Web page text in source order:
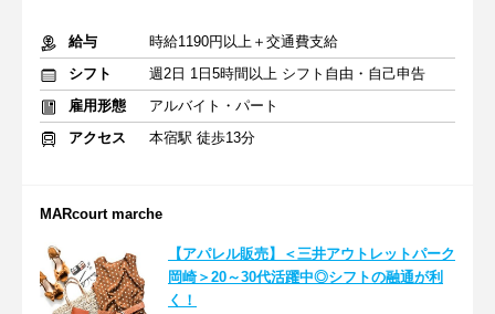
給与
時給1190円以上＋交通費支給
シフト
週2日 1日5時間以上 シフト自由・自己申告
雇用形態
アルバイト・パート
アクセス
本宿駅 徒歩13分
MARcourt marche
【アパレル販売】＜三井アウトレットパーク
岡崎＞20～30代活躍中◎シフトの融通が利
く！